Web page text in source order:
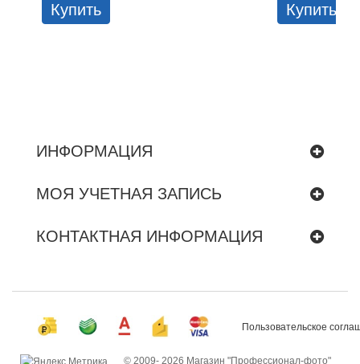
Купить
Купить
ИНФОРМАЦИЯ
МОЯ УЧЕТНАЯ ЗАПИСЬ
КОНТАКТНАЯ ИНФОРМАЦИЯ
Пользовательское
© 2009- 2026 Магазин "Профессионал-фото"